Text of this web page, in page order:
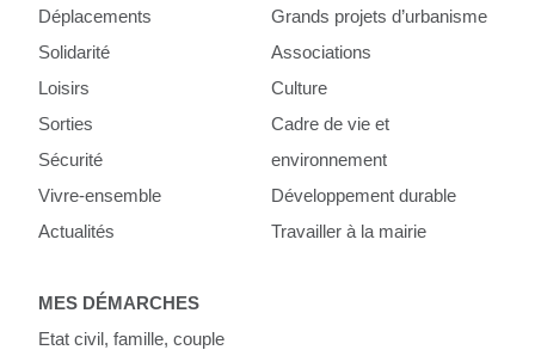
Déplacements
Solidarité
Loisirs
Sorties
Sécurité
Vivre-ensemble
Actualités
Grands projets d’urbanisme
Associations
Culture
Cadre de vie et
environnement
Développement durable
Travailler à la mairie
MES DÉMARCHES
Etat civil, famille, couple